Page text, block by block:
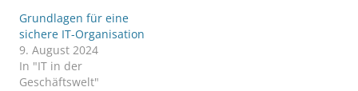
Grundlagen für eine
sichere IT-Organisation
9. August 2024
In "IT in der
Geschäftswelt"